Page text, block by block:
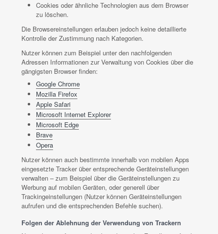
Cookies oder ähnliche Technologien aus dem Browser
zu löschen.
Die Browsereinstellungen erlauben jedoch keine detaillierte
Kontrolle der Zustimmung nach Kategorien.
Nutzer können zum Beispiel unter den nachfolgenden
Adressen Informationen zur Verwaltung von Cookies über die
gängigsten Browser finden:
Google Chrome
Mozilla Firefox
Apple Safari
Microsoft Internet Explorer
Microsoft Edge
Brave
Opera
Nutzer können auch bestimmte innerhalb von mobilen Apps
eingesetzte Tracker über entsprechende Geräteinstellungen
verwalten – zum Beispiel über die Geräteinstellungen zu
Werbung auf mobilen Geräten, oder generell über
Trackingeinstellungen (Nutzer können Geräteinstellungen
aufrufen und die entsprechenden Befehle suchen).
Folgen der Ablehnung der Verwendung von Trackern